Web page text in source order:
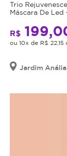
Trio
Máscara De
R$
ou 10x de R$ 22,15
Jardim